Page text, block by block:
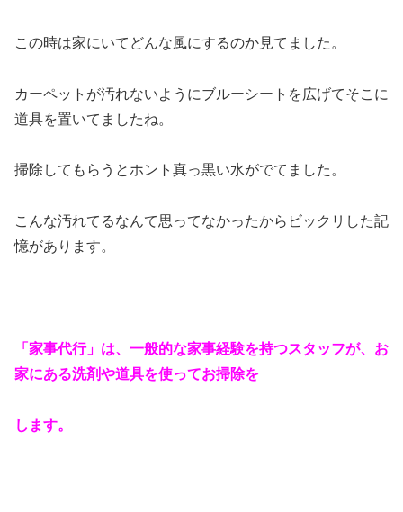
この時は家にいてどんな風にするのか見てました。
カーペットが汚れないようにブルーシートを広げてそこに
道具を置いてましたね。
掃除してもらうとホント真っ黒い水がでてました。
こんな汚れてるなんて思ってなかったからビックリした記
憶があります。
「家事代行」 は、一般的な家事経験を持つスタッフが、お
家にある洗剤や道具を使ってお掃除を
し ます。